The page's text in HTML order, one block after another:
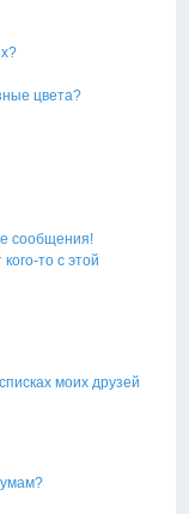
цвета?
сообщения!
то с этой
моих друзей